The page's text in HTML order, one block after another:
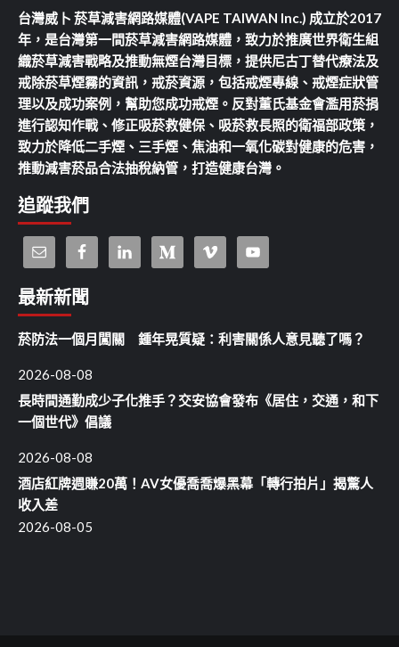
台灣威卜 菸草減害網路媒體(VAPE TAIWAN Inc.) 成立於2017
年，是台灣第一間菸草減害網路媒體，致力於推廣世界衛生組
織菸草減害戰略及推動無煙台灣目標，提供尼古丁替代療法及
戒除菸草煙霧的資訊，戒菸資源，包括戒煙專線、戒煙症狀管
理以及成功案例，幫助您成功戒煙。反對董氏基金會濫用菸捐
進行認知作戰、修正吸菸救健保、吸菸救長照的衛福部政策，
致力於降低二手煙、三手煙、焦油和一氧化碳對健康的危害，
推動減害菸品合法抽稅納管，打造健康台灣。
追蹤我們
最新新聞
菸防法一個月闖關 鍾年晃質疑：利害關係人意見聽了嗎？
2026-08-08
長時間通勤成少子化推手？交安協會發布《居住，交通，和下
一個世代》倡議
2026-08-08
酒店紅牌週賺20萬！AV女優喬喬爆黑幕「轉行拍片」揭驚人
收入差
2026-08-05